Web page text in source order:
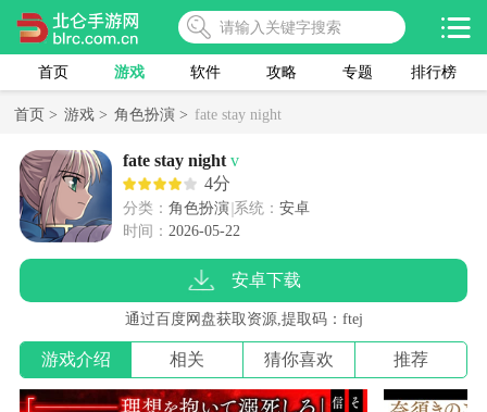
首页 游戏 软件 攻略 专题 排行榜
首页 > 游戏 > 角色扮演 > fate stay night
fate stay night v
4分
分类： 角色扮演 系统： 安卓
时间： 2026-05-22
安卓下载
通过百度网盘获取资源,提取码：ftej
游戏介绍 相关 猜你喜欢 推荐